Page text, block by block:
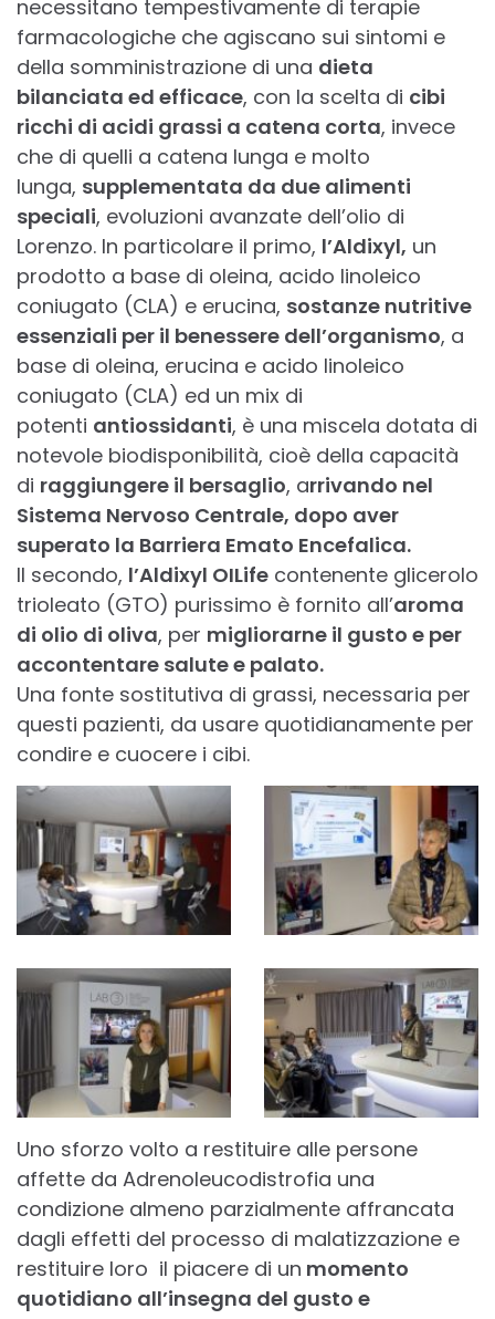
necessitano tempestivamente di terapie
farmacologiche che agiscano sui sintomi e
della somministrazione di una dieta
bilanciata ed efficace, con la scelta di cibi
ricchi di acidi grassi a catena corta, invece
che di quelli a catena lunga e molto
lunga, supplementata da due alimenti
speciali, evoluzioni avanzate dell’olio di
Lorenzo. In particolare il primo, l’Aldixyl, un
prodotto a base di oleina, acido linoleico
coniugato (CLA) e erucina, sostanze nutritive
essenziali per il benessere dell’organismo, a
base di oleina, erucina e acido linoleico
coniugato (CLA) ed un mix di
potenti antiossidanti, è una miscela dotata di
notevole biodisponibilità, cioè della capacità
di raggiungere il bersaglio, arrivando nel
Sistema Nervoso Centrale, dopo aver
superato la Barriera Emato Encefalica.
Il secondo, l’Aldixyl OILife contenente glicerolo
trioleato (GTO) purissimo è fornito all’aroma
di olio di oliva, per migliorarne il gusto e per
accontentare salute e palato.
Una fonte sostitutiva di grassi, necessaria per
questi pazienti, da usare quotidianamente per
condire e cuocere i cibi.
Uno sforzo volto a restituire alle persone
affette da Adrenoleucodistrofia una
condizione almeno parzialmente affrancata
dagli effetti del processo di malatizzazione e
restituire loro il piacere di un momento
quotidiano all’insegna del gusto e